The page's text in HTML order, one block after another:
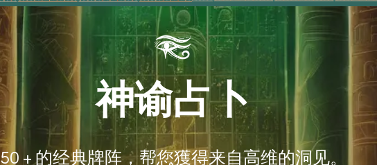
神谕占卜
50 + 的经典牌阵，帮您獲得来自高维的洞见。